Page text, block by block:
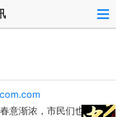
意渐浓，市民们也迎来